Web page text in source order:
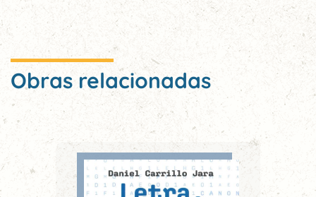
Obras relacionadas